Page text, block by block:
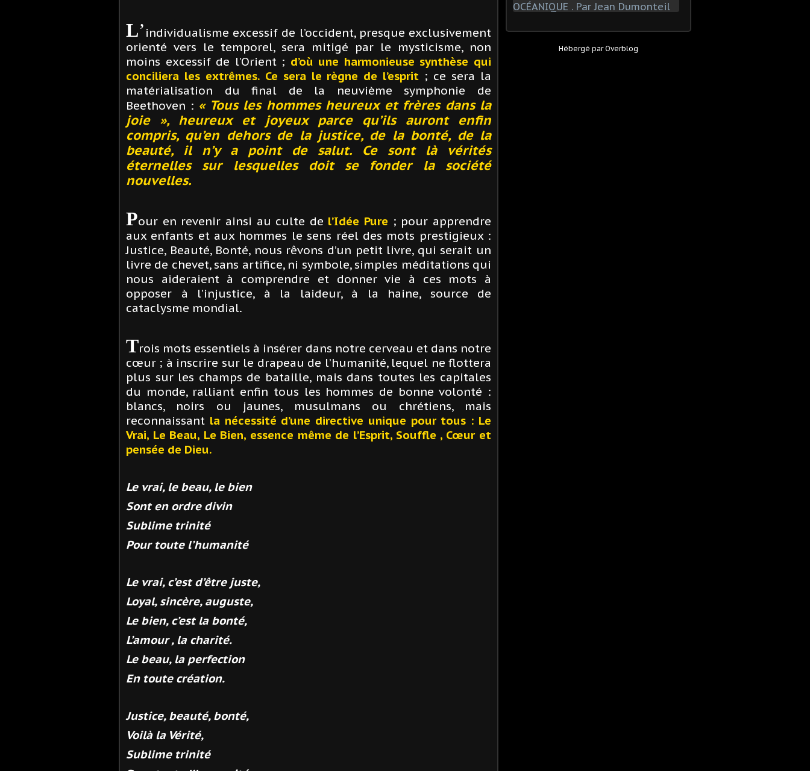
L’ individualisme excessif de l’occident, presque exclusivement
orienté vers le temporel, sera mitigé par le mysticisme, non
moins excessif de l’Orient ; d’où une harmonieuse synthèse qui
conciliera les extrêmes. Ce sera le règne de l’esprit ; ce sera la
matérialisation du final de la neuvième symphonie de
Beethoven : « Tous les hommes heureux et frères dans la
joie », heureux et joyeux parce qu’ils auront enfin
compris, qu’en dehors de la justice, de la bonté, de la
beauté, il n’y a point de salut. Ce sont là vérités
éternelles sur lesquelles doit se fonder la société
nouvelles.
Pour en revenir ainsi au culte de l’Idée Pure ; pour apprendre
aux enfants et aux hommes le sens réel des mots prestigieux :
Justice, Beauté, Bonté, nous rêvons d’un petit livre, qui serait un
livre de chevet, sans artifice, ni symbole, simples méditations qui
nous aideraient à comprendre et donner vie à ces mots à
opposer à l’injustice, à la laideur, à la haine, source de
cataclysme mondial.
Trois mots essentiels à insérer dans notre cerveau et dans notre
cœur ; à inscrire sur le drapeau de l’humanité, lequel ne flottera
plus sur les champs de bataille, mais dans toutes les capitales
du monde, ralliant enfin tous les hommes de bonne volonté :
blancs, noirs ou jaunes, musulmans ou chrétiens, mais
reconnaissant la nécessité d’une directive unique pour tous : Le
Vrai, Le Beau, Le Bien, essence même de l’Esprit, Souffle , Cœur et
pensée de Dieu.
Le vrai, le beau, le bien
Sont en ordre divin
Sublime trinité
Pour toute l’humanité
Le vrai, c’est d’être juste,
Loyal, sincère, auguste,
Le bien, c’est la bonté,
L’amour , la charité.
Le beau, la perfection
En toute création.
Justice, beauté, bonté,
Voilà la Vérité,
Sublime trinité
Hébergé parOverblog